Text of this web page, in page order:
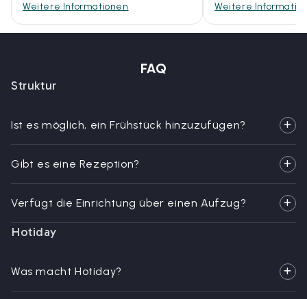
Weitere Informationen
Weitere
FAQ
Struktur
Ist es möglich, ein Frühstück hinzuzufügen?
Gibt es eine Rezeption?
Verfügt die Einrichtung über einen Aufzug?
Hotiday
Was macht Hotiday?